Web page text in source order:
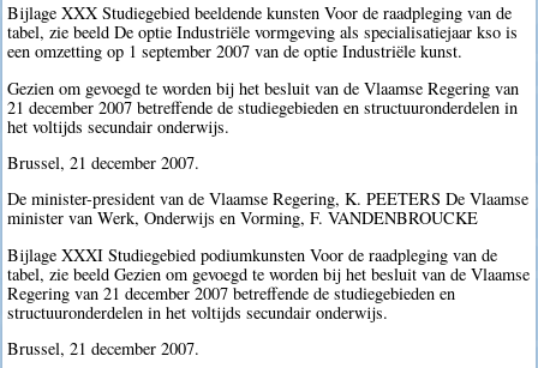
Bijlage XXX Studiegebied beeldende kunsten Voor de raadpleging van de
tabel, zie beeld De optie Industriële vormgeving als specialisatiejaar kso is
een omzetting op 1 september 2007 van de optie Industriële kunst.
Gezien om gevoegd te worden bij het besluit van de Vlaamse Regering van
21 december 2007 betreffende de studiegebieden en structuuronderdelen in
het voltijds secundair onderwijs.
Brussel, 21 december 2007.
De minister-president van de Vlaamse Regering, K. PEETERS De Vlaamse
minister van Werk, Onderwijs en Vorming, F. VANDENBROUCKE
Bijlage XXXI Studiegebied podiumkunsten Voor de raadpleging van de
tabel, zie beeld Gezien om gevoegd te worden bij het besluit van de Vlaamse
Regering van 21 december 2007 betreffende de studiegebieden en
structuuronderdelen in het voltijds secundair onderwijs.
Brussel, 21 december 2007.